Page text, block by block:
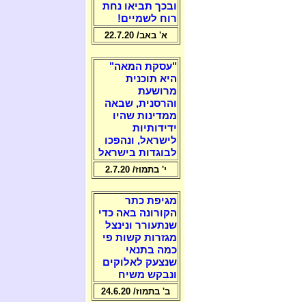
ובכך תביאו נחת
רוח לשמיים!
א' באב/ 22.7.20
"עסקת המאה"
היא תוכנית
מרושעת
והרסנית, שבאה
ממדינות שהיו
ידידותיות
לישראל, ונהפכו
לבוגדות בישראל
י' בתמוז/ 2.7.20
מגיפת כתר
הקורונה באה כדי
שנתעורר ונינצל
מגזרות קשות פי
כמה בתנאי
שנצעק לאלוקים
ונבקש משיח
ב' בתמוז/ 24.6.20